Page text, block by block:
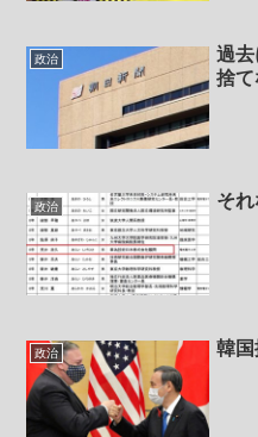
政治
過
捨て
政治 そ
政治 韓